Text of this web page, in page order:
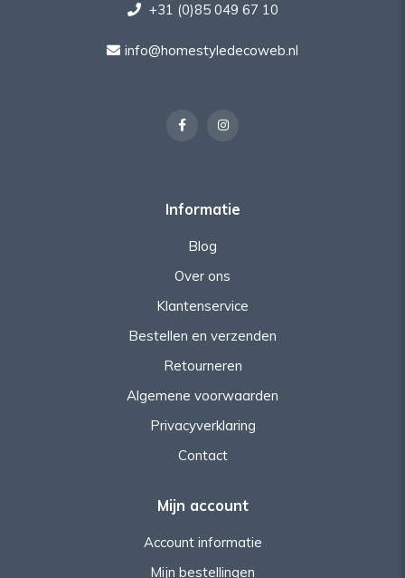
+31 (0)85 049 67 10
info@homestyledecoweb.nl
Informatie
Blog
Over ons
Klantenservice
Bestellen en verzenden
Retourneren
Algemene voorwaarden
Privacyverklaring
Contact
Mijn account
Account informatie
Mijn bestellingen